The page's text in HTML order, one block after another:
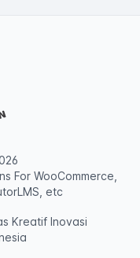
For WooCommerce,
etc
Kreatif Inovasi